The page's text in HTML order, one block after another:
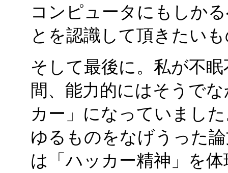
コンピュータにもしか
とを認識して頂きたい
そして最後に。私が不
間、能力的にはそうで
カー」になっていまし
ゆるものをなげうった
は「ハッカー精神」を